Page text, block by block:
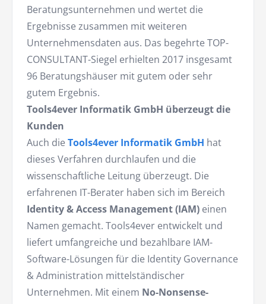
Beratungsunternehmen und wertet die
Ergebnisse zusammen mit weiteren
Unternehmensdaten aus. Das begehrte TOP-
CONSULTANT-Siegel erhielten 2017 insgesamt
96 Beratungshäuser mit gutem oder sehr
gutem Ergebnis.
Tools4ever Informatik GmbH überzeugt die
Kunden
Auch die Tools4ever Informatik GmbH hat
dieses Verfahren durchlaufen und die
wissenschaftliche Leitung überzeugt. Die
erfahrenen IT-Berater haben sich im Bereich
Identity & Access Management (IAM) einen
Namen gemacht. Tools4ever entwickelt und
liefert umfangreiche und bezahlbare IAM-
Software-Lösungen für die Identity Governance
& Administration mittelständischer
Unternehmen. Mit einem No-Nonsense-